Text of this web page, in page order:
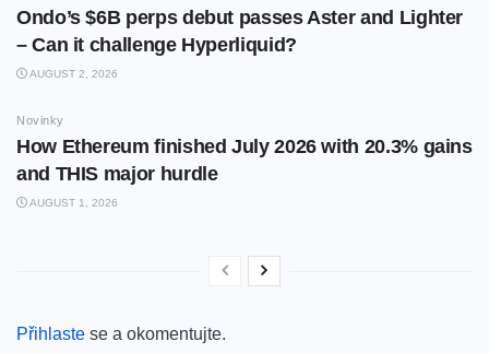
Ondo’s $6B perps debut passes Aster and Lighter
– Can it challenge Hyperliquid?
AUGUST 2, 2026
Novinky
How Ethereum finished July 2026 with 20.3% gains
and THIS major hurdle
AUGUST 1, 2026
Přihlaste se a okomentujte.